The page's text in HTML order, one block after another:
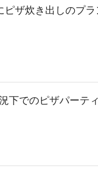
ザ炊き出しのプラ
下でのピザパーティ